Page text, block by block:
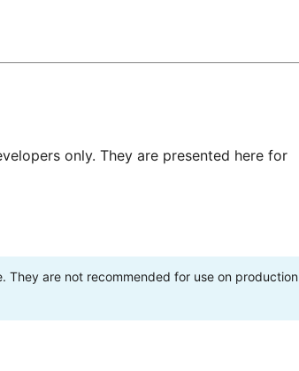
only. They are presented here for
They are not recommended for use on production